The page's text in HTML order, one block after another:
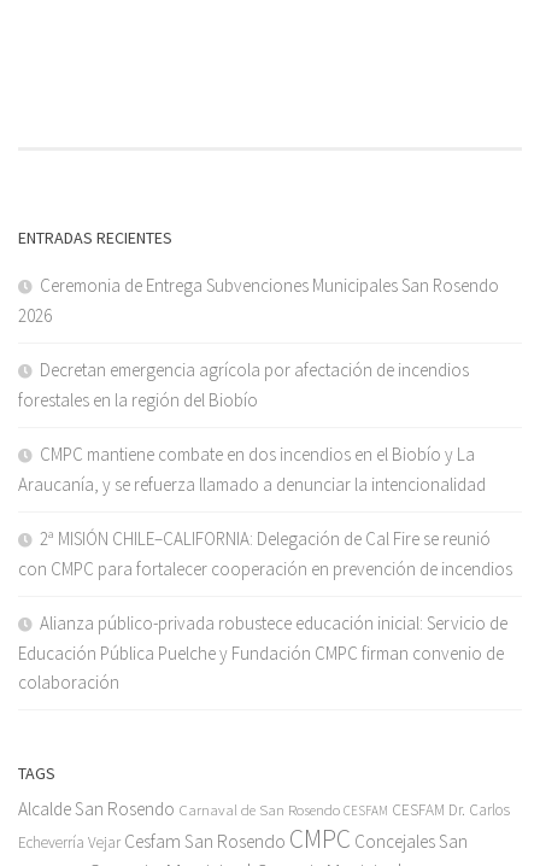
ENTRADAS RECIENTES
Ceremonia de Entrega Subvenciones Municipales San Rosendo
2026
Decretan emergencia agrícola por afectación de incendios
forestales en la región del Biobío
CMPC mantiene combate en dos incendios en el Biobío y La
Araucanía, y se refuerza llamado a denunciar la intencionalidad
2ª MISIÓN CHILE–CALIFORNIA: Delegación de Cal Fire se reunió
con CMPC para fortalecer cooperación en prevención de incendios
Alianza público-privada robustece educación inicial: Servicio de
Educación Pública Puelche y Fundación CMPC firman convenio de
colaboración
TAGS
Alcalde San Rosendo Carnaval de San Rosendo CESFAM CESFAM Dr. Carlos
Echeverría Vejar Cesfam San Rosendo CMPC Concejales San